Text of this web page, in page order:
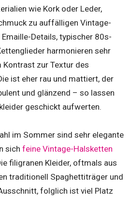
wie Kork oder Leder,
zu auffälligen Vintage-
Details, typischer 80s-
harmonieren sehr
Kontrast zur Textur des
ist eher rau und mattiert, der
und glänzend – so lassen
geschickt aufwerten.
im Sommer sind sehr elegante
sich feine Vintage-Halsketten
filigranen Kleider, oftmals aus
traditionell Spaghettiträger und
folglich ist viel Platz